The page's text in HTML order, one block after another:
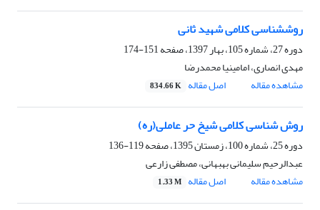
روش‎شناسی کلامی شهید ثانی
دوره 27، شماره 105، بهار 1397، صفحه
151-174
مهدی انصاری، امامی‎نیا محمدرضا
مشاهده مقاله
اصل مقاله 834.66 K
روش شناسی کلامی شیخ حر عاملی(ره)
دوره 25، شماره 100، زمستان 1395، صفحه
119-136
عبدالرحیم سلیمانی بهبهانی، مصطفی زارعی
مشاهده مقاله
اصل مقاله 1.33 M